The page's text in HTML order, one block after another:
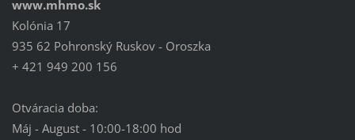
www.mhmo.sk
Kolónia 17
935 62 Pohronský Ruskov - Oroszka
+ 421 949 200 156
Otváracia doba:
Máj - August - 10:00-18:00 hod